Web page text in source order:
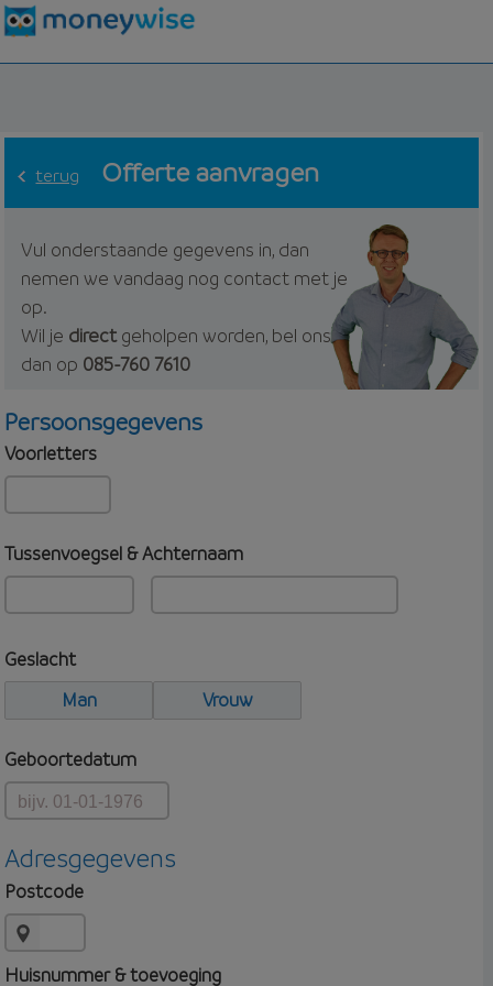
terug Offerte aanvragen
Vul onderstaande gegevens in, dan
nemen we vandaag nog contact met je
op.
Wil je directgeholpen worden, bel ons
dan op 085-760 7610
Persoonsgegevens
Voorletters
Tussenvoegsel & Achternaam
Geslacht
Man
Vrouw
Geboortedatum
Adresgegevens
Postcode
Huisnummer & toevoeging